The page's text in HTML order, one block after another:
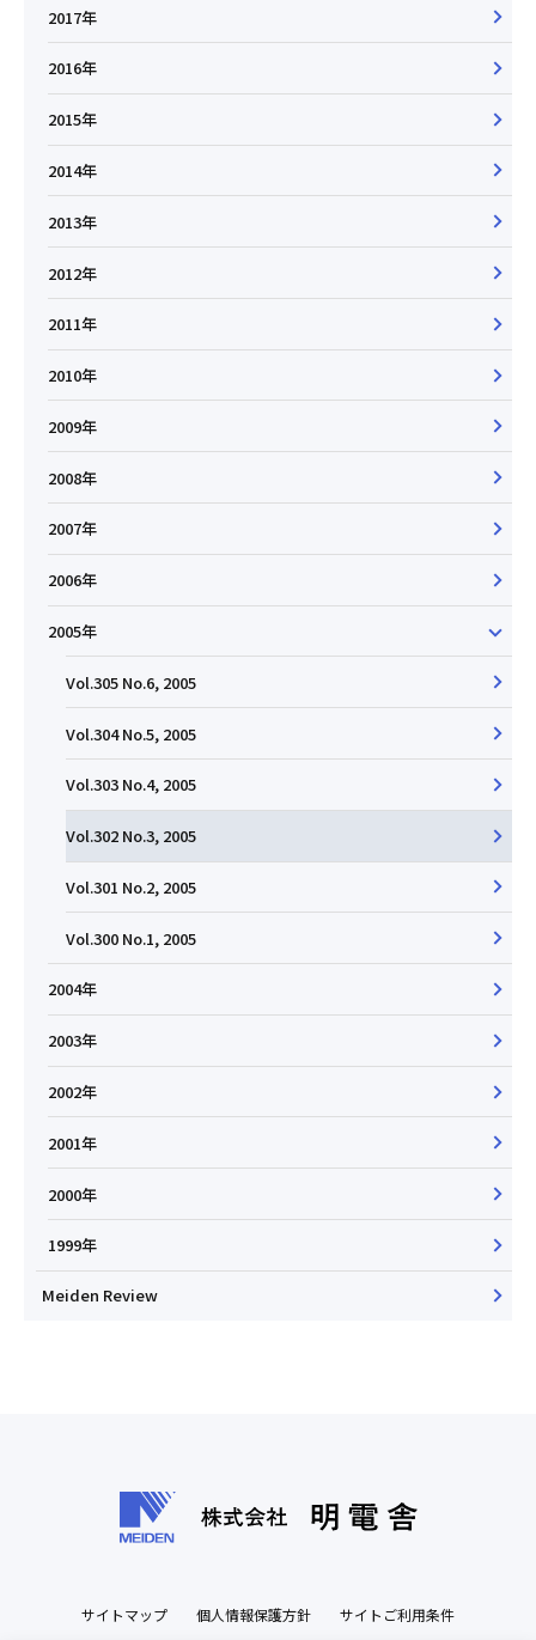
2017年
2016年
2015年
2014年
2013年
2012年
2011年
2010年
2009年
2008年
2007年
2006年
2005年
Vol.305 No.6, 2005
Vol.304 No.5, 2005
Vol.303 No.4, 2005
Vol.302 No.3, 2005
Vol.301 No.2, 2005
Vol.300 No.1, 2005
2004年
2003年
2002年
2001年
2000年
1999年
Meiden Review
サイトマップ 個人情報保護方針 サイトご利用条件